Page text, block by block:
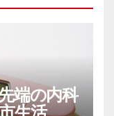
端の内科